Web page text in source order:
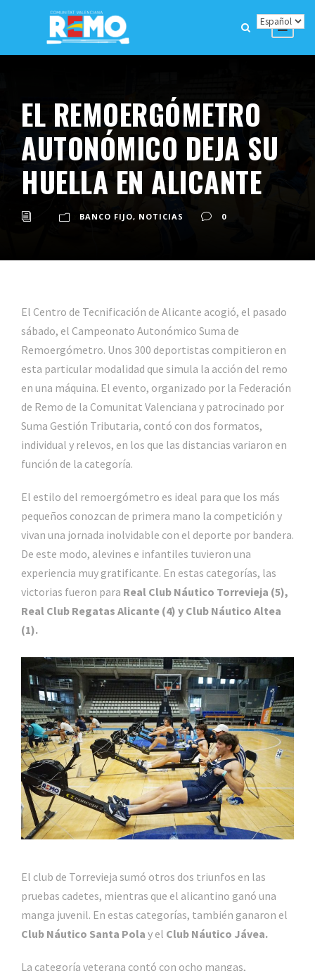
EL REMOERGÓMETRO
AUTONÓMICO DEJA SU
HUELLA EN ALICANTE
BANCO FIJO, NOTICIAS 0
El Centro de Tecnificación de Alicante acogió, el pasado
sábado, el Campeonato Autonómico Suma de
Remoergómetro. Unos 300 deportistas compitieron en
esta particular modalidad que simula la acción del remo
en una máquina. El evento, organizado por la Federación
de Remo de la Comunitat Valenciana y patrocinado por
Suma Gestión Tributaria, contó con dos formatos,
individual y relevos, en los que las distancias variaron en
función de la categoría.
El estilo del remoergómetro es ideal para que los más
pequeños conozcan de primera mano la competición y
vivan una jornada inolvidable con el deporte por bandera.
De este modo, alevines e infantiles tuvieron una
experiencia muy gratificante. En estas categorías, las
victorias fueron para Real Club Náutico Torrevieja (5),
Real Club Regatas Alicante (4) y Club Náutico Altea
(1).
El club de Torrevieja sumó otros dos triunfos en las
pruebas cadetes, mientras que el alicantino ganó una
manga juvenil. En estas categorías, también ganaron el
Club Náutico Santa Pola y el Club Náutico Jávea.
La categoría veterana contó con ocho mangas,